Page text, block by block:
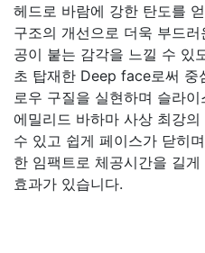
헤드로 바람에 강한 탄도를
구조의 개선으로 더욱 부드
공이 붙는 감각을 느낄 수 있
초 탑재한 Deep face로써 중
로우 구질을 실현하며 슬라
에밀리드 바하마 사상 최강
수 있고 쉽게 페이스가 닫히
한 임팩트로 체공시간을 길
효과가 있습니다.